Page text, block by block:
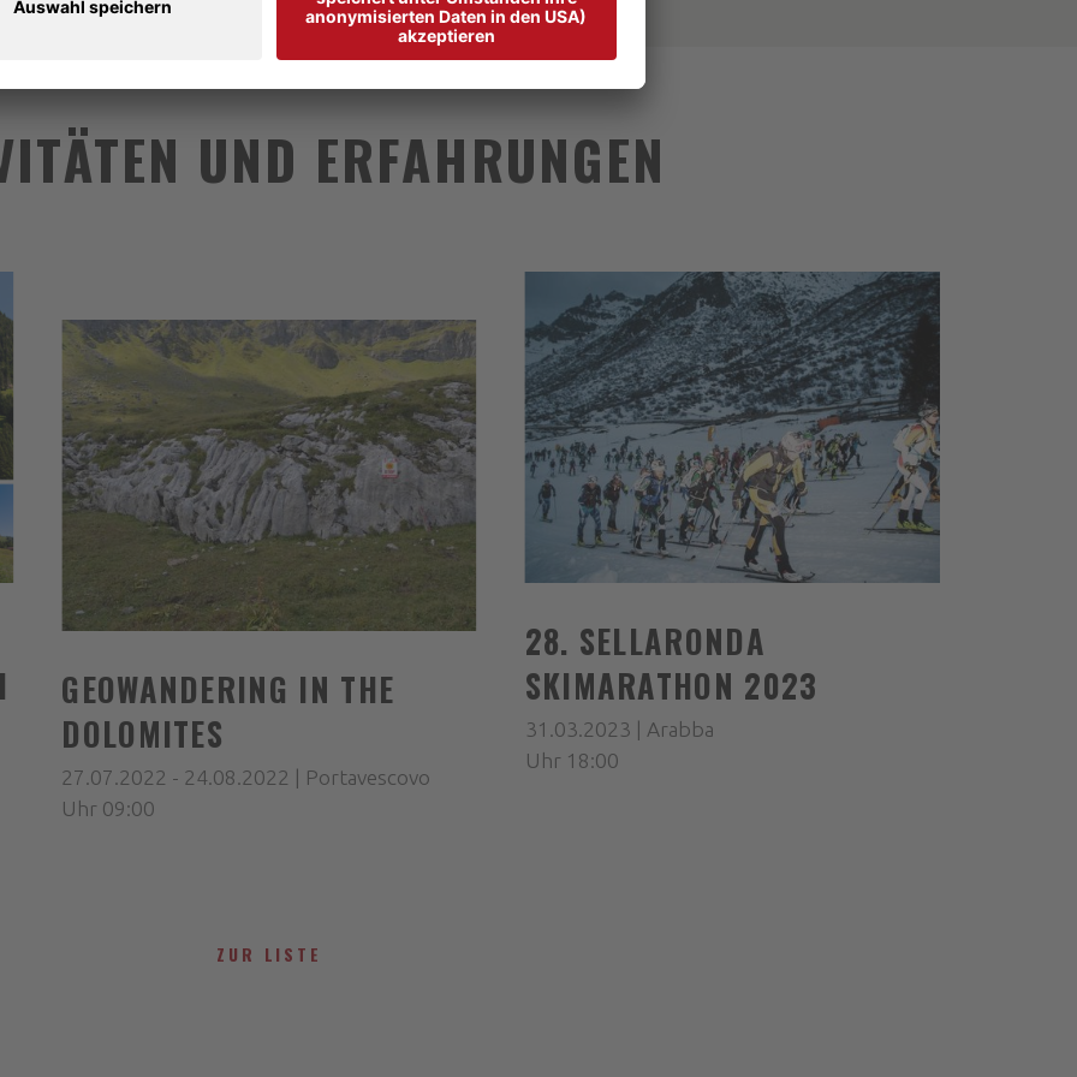
UND ERFAHRUNGEN
GEOWANDERING IN THE
DOLOMITES
27.07.2022 - 24.08.2022 | Portavescovo
Uhr 09:00
28. SELLARONDA
SKIMARATHON 2023
31.03.2023 | Arabba
Uhr 18:00
ZUR LISTE